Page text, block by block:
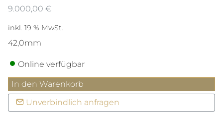
9.000,00 €
inkl. 19 % MwSt.
42,0mm
Online verfügbar
Seamaster
Planet
Ocean
In den Warenkorb
Unverbindlich anfragen